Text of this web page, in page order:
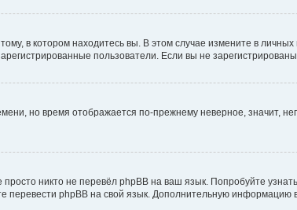
в котором находитесь вы. В этом случае измените в
пользователи. Если вы не
но время отображается по-прежнему неверное, значит,
никто не перевёл phpBB на ваш язык. Попробуйте
перевести phpBB на свой язык. Дополнительную